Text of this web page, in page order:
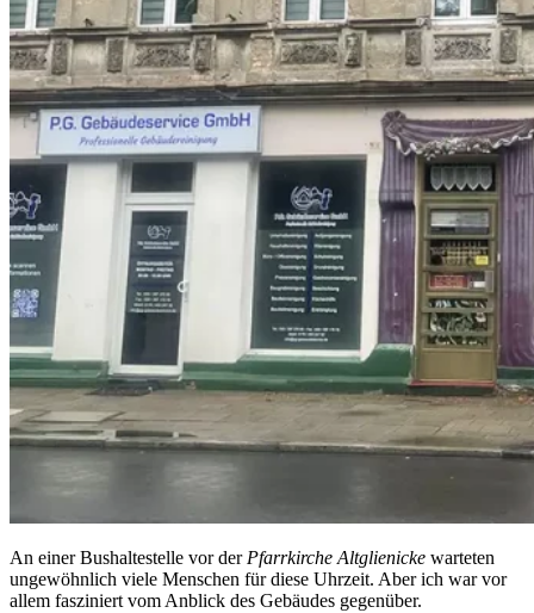
An einer Bushaltestelle vor der Pfarrkirche Altglienicke warteten
ungewöhnlich viele Menschen für diese Uhrzeit. Aber ich war vor
allem fasziniert vom Anblick des Gebäudes gegenüber.